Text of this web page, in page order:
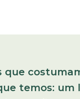
que
temos: